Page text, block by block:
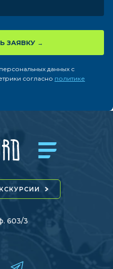
ЗАЯВКУ
данных с
согласно политике
603/3